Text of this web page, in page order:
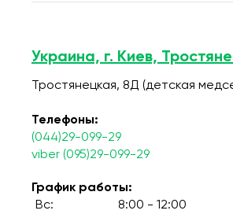
Украина, г. Киев,
Тростянецкая, 8Д (детская
Телефоны:
(044)29-099-29
viber (095)29-099-29
График работы:
Вс:
8:00 - 12:00